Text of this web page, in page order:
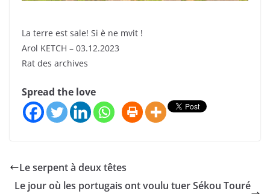
La terre est sale! Si è ne mvit !
Arol KETCH – 03.12.2023
Rat des archives
Spread the love
Le serpent à deux têtes
Le jour où les portugais ont voulu tuer Sékou Touré